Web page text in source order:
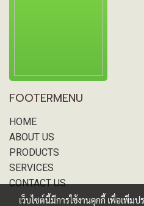
FOOTERMENU
HOME
ABOUT US
PRODUCTS
SERVICES
CONTACT US
เว็บไซต์นี้มีการใช้งานคุกกี้ เพื่อเพิ่